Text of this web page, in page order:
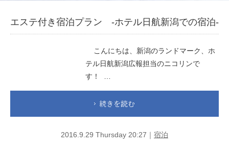
エステ付き宿泊プラン -ホテル日航新潟での宿泊-
こんにちは、新潟のランドマーク、ホ
テル日航新潟広報担当のニコリンで
す！ …
続きを読む
2016.9.29 Thursday 20:27｜ 宿泊